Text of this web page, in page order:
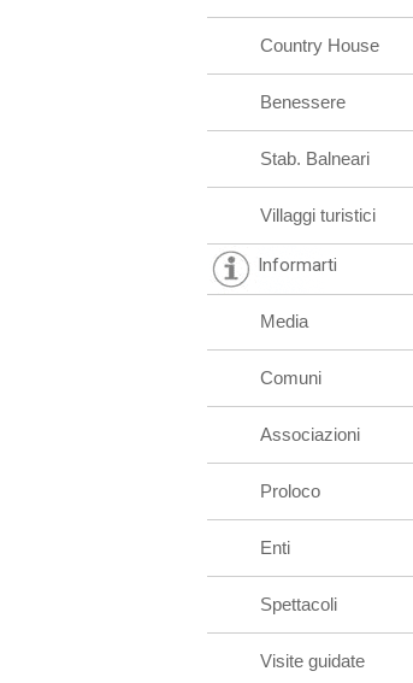
Country House
Benessere
Stab. Balneari
Villaggi turistici
Informarti
Media
Comuni
Associazioni
Proloco
Enti
Spettacoli
Visite guidate